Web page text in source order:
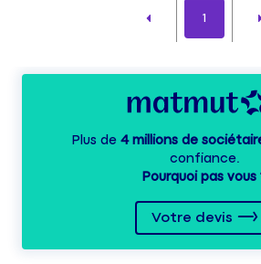
1
Plus de 4 millions de
confiance.
Pourquoi pas vous
Votre devis